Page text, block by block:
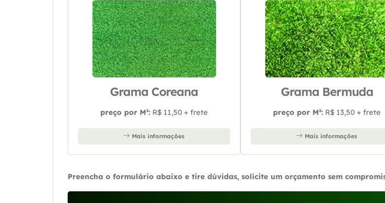
Grama Coreana
preço por M²: R$ 11,50 + frete
Mais informações
Grama Bermuda
preço por M²: R$ 13,50 + frete
Mais informações
Preencha o formulário abaixo e tire dúvidas, solicite um orçamento sem